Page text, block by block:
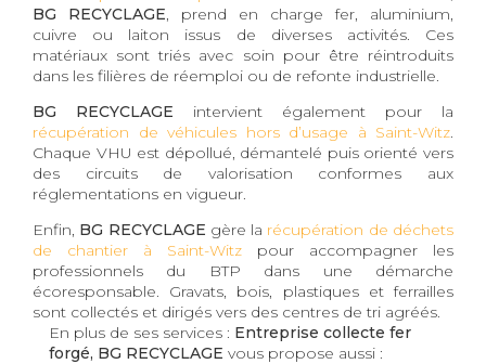
BG RECYCLAGE, prend en charge fer, aluminium,
cuivre ou laiton issus de diverses activités. Ces
matériaux sont triés avec soin pour être réintroduits
dans les filières de réemploi ou de refonte industrielle.
BG RECYCLAGE intervient également pour la
récupération de véhicules hors d’usage à Saint-Witz.
Chaque VHU est dépollué, démantelé puis orienté vers
des circuits de valorisation conformes aux
réglementations en vigueur.
Enfin, BG RECYCLAGE gère la récupération de déchets
de chantier à Saint-Witz pour accompagner les
professionnels du BTP dans une démarche
écoresponsable. Gravats, bois, plastiques et ferrailles
sont collectés et dirigés vers des centres de tri agréés.
En plus de ses services : Entreprise collecte fer
forgé, BG RECYCLAGE vous propose aussi :